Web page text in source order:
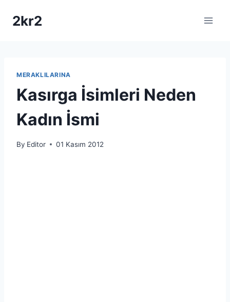
2kr2
MERAKLILARINA
Kasırga İsimleri Neden
Kadın İsmi
By Editor 01 Kasım 2012